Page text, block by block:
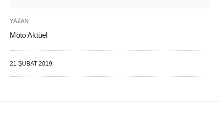
YAZAN
Moto Aktüel
21 ŞUBAT 2019